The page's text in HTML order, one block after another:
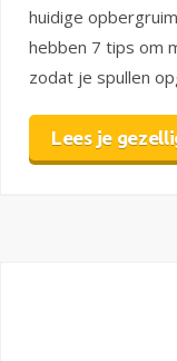
huidige
hebben 7 tips om
zodat je spullen
Lees je